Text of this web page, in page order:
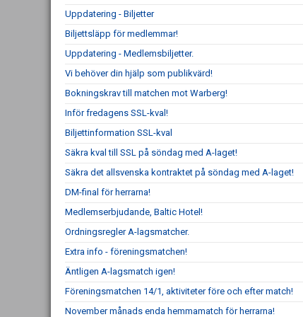
Uppdatering - Biljetter
Biljettsläpp för medlemmar!
Uppdatering - Medlemsbiljetter.
Vi behöver din hjälp som publikvärd!
Bokningskrav till matchen mot Warberg!
Inför fredagens SSL-kval!
Biljettinformation SSL-kval
Säkra kval till SSL på söndag med A-laget!
Säkra det allsvenska kontraktet på söndag med A-laget!
DM-final för herrarna!
Medlemserbjudande, Baltic Hotel!
Ordningsregler A-lagsmatcher.
Extra info - föreningsmatchen!
Äntligen A-lagsmatch igen!
Föreningsmatchen 14/1, aktiviteter före och efter match!
November månads enda hemmamatch för herrarna!